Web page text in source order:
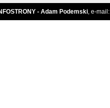
- Adam Podemski, e-mail: